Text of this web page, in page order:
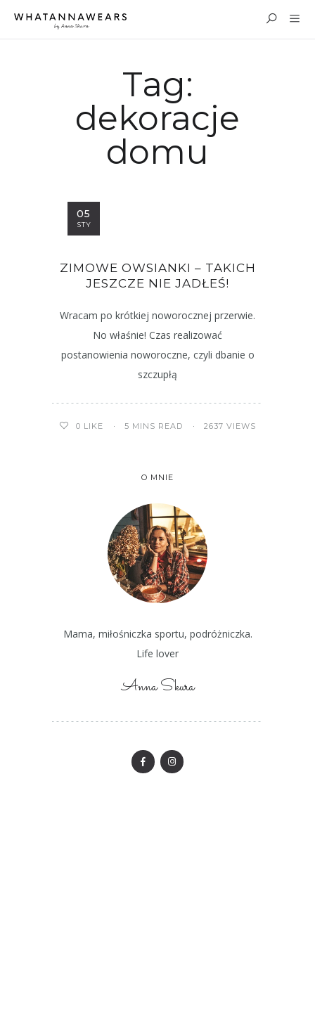
Tag:
dekoracje
domu
05
STY
ZIMOWE OWSIANKI – TAKICH
JESZCZE NIE JADŁEŚ!
Wracam po krótkiej noworocznej przerwie.
No właśnie! Czas realizować
postanowienia noworoczne, czyli dbanie o
szczupłą
0 LIKE 5 MINS READ 2637 VIEWS
O MNIE
Mama, miłośniczka sportu, podróżniczka.
Life lover
Anna Skura